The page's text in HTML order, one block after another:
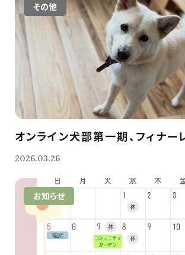
その他
オンライン犬部第一期、フィナー
2026.03.26
お知らせ